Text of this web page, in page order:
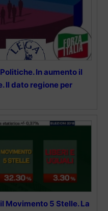
In aumento il
Il dato regione per
Movimento 5 Stelle. La